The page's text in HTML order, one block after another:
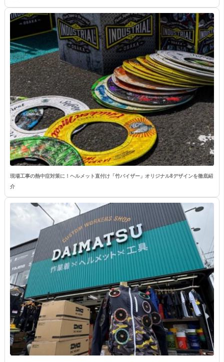
現場工事の熱中症対策に！ヘルメット直付け「竹バイザー」オリジナル8デザインを徹底紹
介